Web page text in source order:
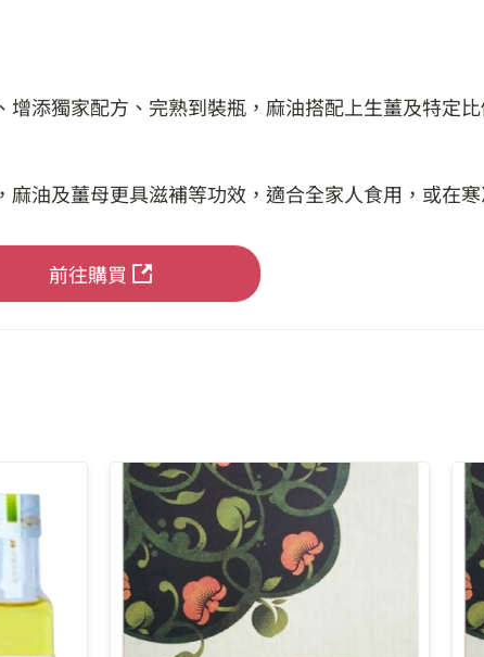
添獨家配方、完熟到裝瓶，麻油搭配上生薑及特定
油及薑母更具滋補等功效，適合全家人食用，或在寒
前往購買